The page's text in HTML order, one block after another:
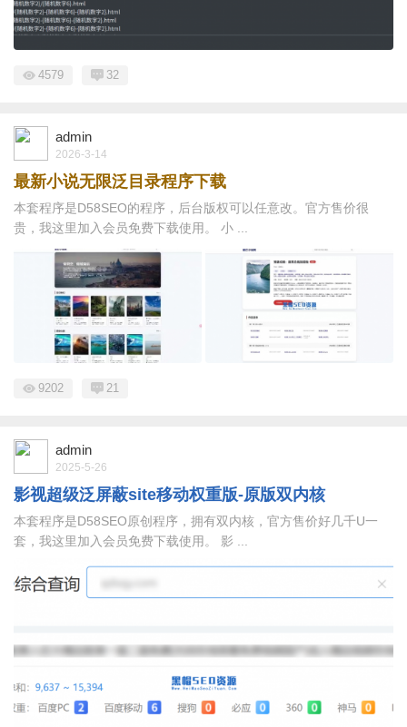
4579 32
admin
2026-3-14
最新小说无限泛目录程序下载
本套程序是D58SEO的程序，后台版权可以任意改。官方售价很
贵，我这里加入会员免费下载使用。 小 ...
9202 21
admin
2025-5-26
影视超级泛屏蔽site移动权重版-原版双内核
本套程序是D58SEO原创程序，拥有双内核，官方售价好几千U一
套，我这里加入会员免费下载使用。 影 ...